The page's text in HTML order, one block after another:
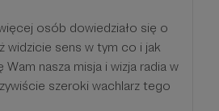
osób dowiedziało się o
widzicie sens w tym co i jak
nasza misja i wizja radia w
szeroki wachlarz tego